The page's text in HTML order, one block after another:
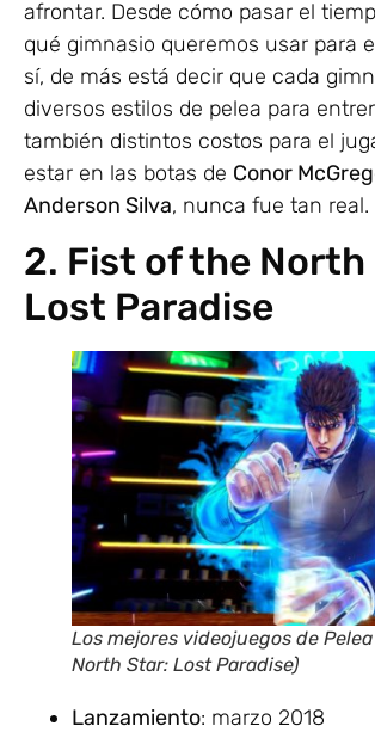
afrontar. Desde cómo pasar el
qué gimnasio queremos usar para
sí, de más está decir que cada
diversos estilos de pelea para
también distintos costos para el
estar en las botas de Conor
Anderson Silva, nunca fue tan real.
2. Fist of the North
Lost Paradise
Los mejores videojuegos de
North Star: Lost Paradise)
Lanzamiento: marzo 2018